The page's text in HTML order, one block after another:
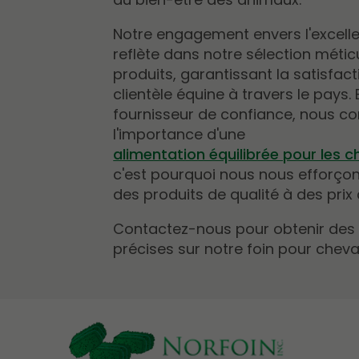
Notre engagement envers
reflète dans notre sélection
produits, garantissant la
clientèle équine à travers le pays.
fournisseur de confiance, nous
l'importance d'une
alimentation équilibrée pour les
c'est pourquoi nous nous
des produits de qualité à des
Contactez-nous pour obtenir
précises sur notre foin pour